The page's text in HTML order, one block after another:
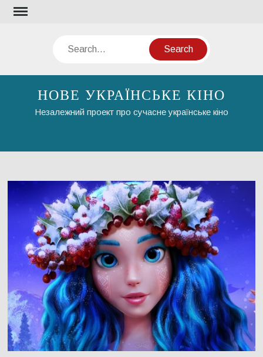
Skip
Search
НОВЕ УКРАЇНСЬКЕ КІНО
Незалежний проект про сучасне українське кіно